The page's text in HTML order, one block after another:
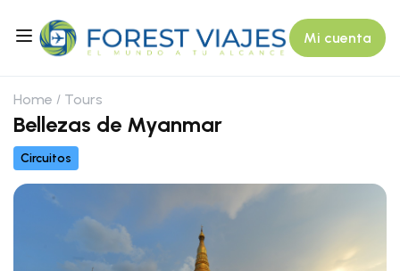
Mi cuenta
Home Tours
Bellezas de Myanmar
Circuitos